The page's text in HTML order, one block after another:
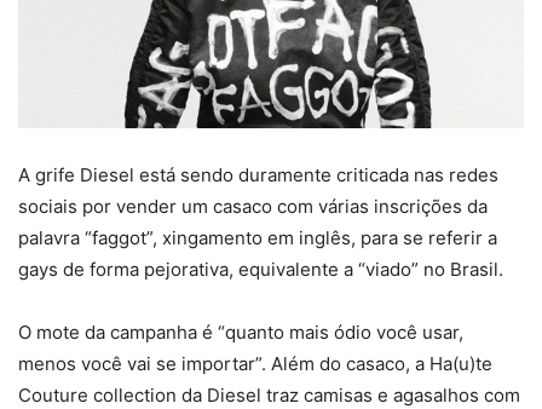
A grife Diesel está sendo duramente criticada nas redes
sociais por vender um casaco com várias inscrições da
palavra “faggot”, xingamento em inglês, para se referir a
gays de forma pejorativa, equivalente a “viado” no Brasil.
O mote da campanha é “quanto mais ódio você usar,
menos você vai se importar”. Além do casaco, a Ha(u)te
Couture collection da Diesel traz camisas e agasalhos com